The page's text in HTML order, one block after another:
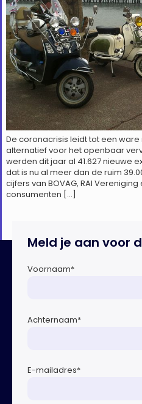
De coronacrisis leidt tot een
alternatief voor het openbaar
werden dit jaar al 41.627 nieuwe
dat is nu al meer dan de ruim
cijfers van BOVAG, RAI
consumenten […]
Meld je aan voor
Voornaam*
Achternaam*
E-mailadres*